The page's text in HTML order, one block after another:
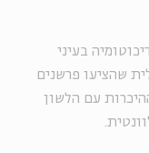
בעיני
שהציעו פרשנים
עם הלשון